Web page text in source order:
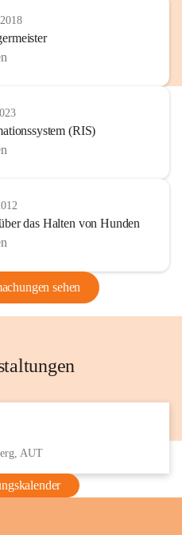
(RIS)
das Halten von Hunden
sehen
AUT